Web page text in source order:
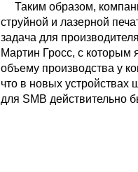
Таким образом,
струйной и лазерной
задача для
Мартин Гросс, с которым
объему производства у
что в новых устройствах
для SMB действительно